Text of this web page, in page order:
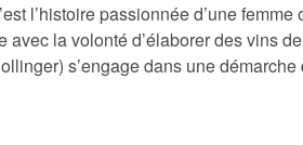
l’histoire passionnée d’une
avec la volonté d’élaborer des vins
s’engage dans une